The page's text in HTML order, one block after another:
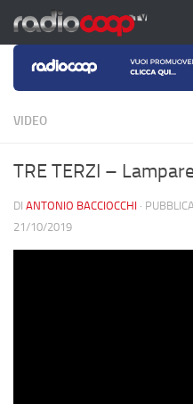
Salta al contenuto
VIDEO
TRE TERZI – Lampare
DI ANTONIO BACCIOCCHI ·
21/10/2019